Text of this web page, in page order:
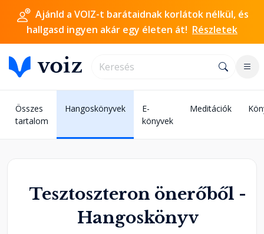
Ajánld a VOIZ-t barátaidnak korlátok nélkül, és
hallgasd ingyen akár egy életen át! Részletek
Összes
tartalom
Hangoskönyvek
E-
könyvek
Meditációk
Tesztoszteron önerőből -
Hangoskönyv